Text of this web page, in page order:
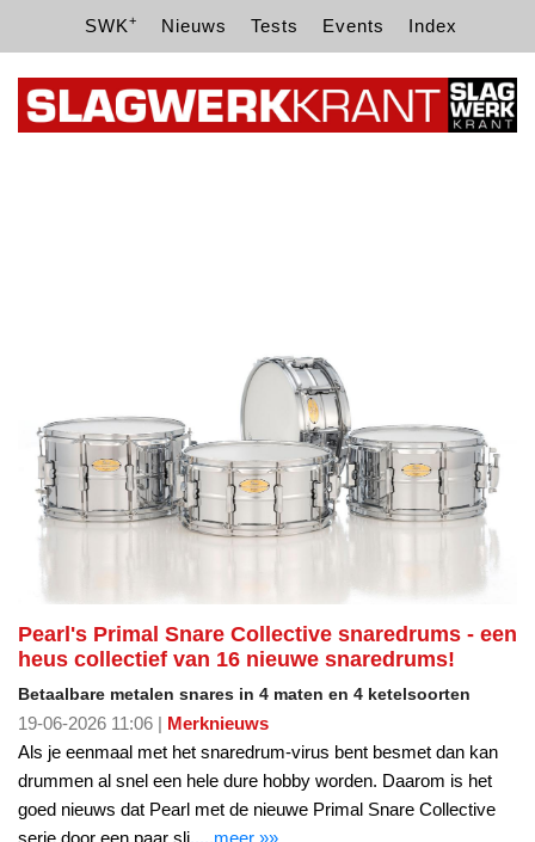
SWK+ Nieuws Tests Events Index
Pearl's Primal Snare Collective snaredrums - een
heus collectief van 16 nieuwe snaredrums!
Betaalbare metalen snares in 4 maten en 4 ketelsoorten
19-06-2026 11:06 | Merknieuws
Als je eenmaal met het snaredrum-virus bent besmet dan kan
drummen al snel een hele dure hobby worden. Daarom is het
goed nieuws dat Pearl met de nieuwe Primal Snare Collective
serie door een paar sli.....meer »»